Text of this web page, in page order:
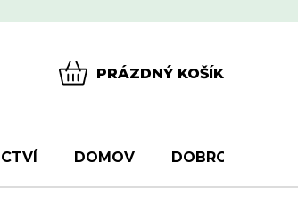
PRÁZDNÝ KOŠÍK
DOMOV DOBROTY